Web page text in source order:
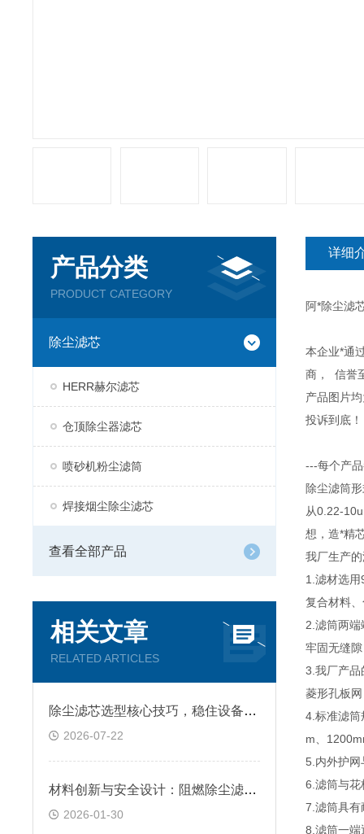
产品分类
PRODUCT CATEGORY
除尘滤芯
HERR赫尔滤芯
仓顶除尘器滤芯
喷砂机粉尘滤筒
焊接烟尘除尘滤芯
查看全部产品
相关文章
RELATED ARTICLES
除尘滤芯选型核心技巧，稳住设备除尘工况
2026-07-22
材料创新与安全设计：阻燃除尘滤筒技术原理及跨行业应用深析
2026-01-30
详细
阿*除尘滤
本企业*通
商， 信誉
产品图片
投诉到底！
---每个产
除尘滤筒
从0.22-
想，造*精
我厂生产
1.滤材选
复合材料
2.滤筒两
牢固无缝
3.我厂产品
菱形孔板
4.标准滤
m、
5.内外护网
6.滤筒与花
7.滤筒具有
8.滤筒一端